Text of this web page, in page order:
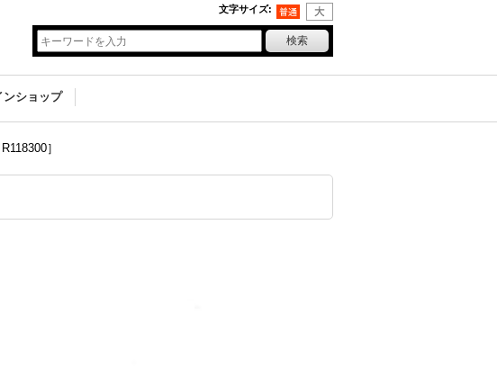
文字サイズ:
ンショップ
］